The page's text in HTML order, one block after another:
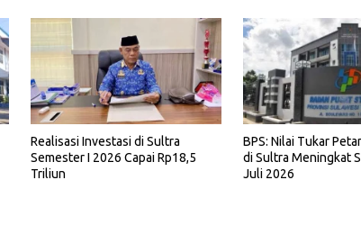
Realisasi Investasi di Sultra
Semester I 2026 Capai Rp18,5
Triliun
BPS: Nilai Tukar
di Sultra Meningkat
Juli 2026